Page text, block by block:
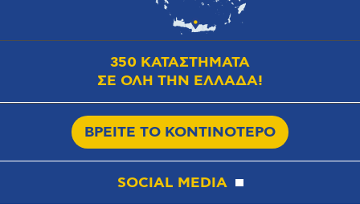
350 ΚΑΤΑΣΤΗΜΑΤΑ
ΣΕ ΟΛΗ ΤΗΝ ΕΛΛΑΔΑ!
ΒΡΕΙΤΕ ΤΟ ΚΟΝΤΙΝΟΤΕΡΟ
SOCIAL MEDIA